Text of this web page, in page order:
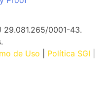
29.081.265/0001-43.
de Uso
Política SGI